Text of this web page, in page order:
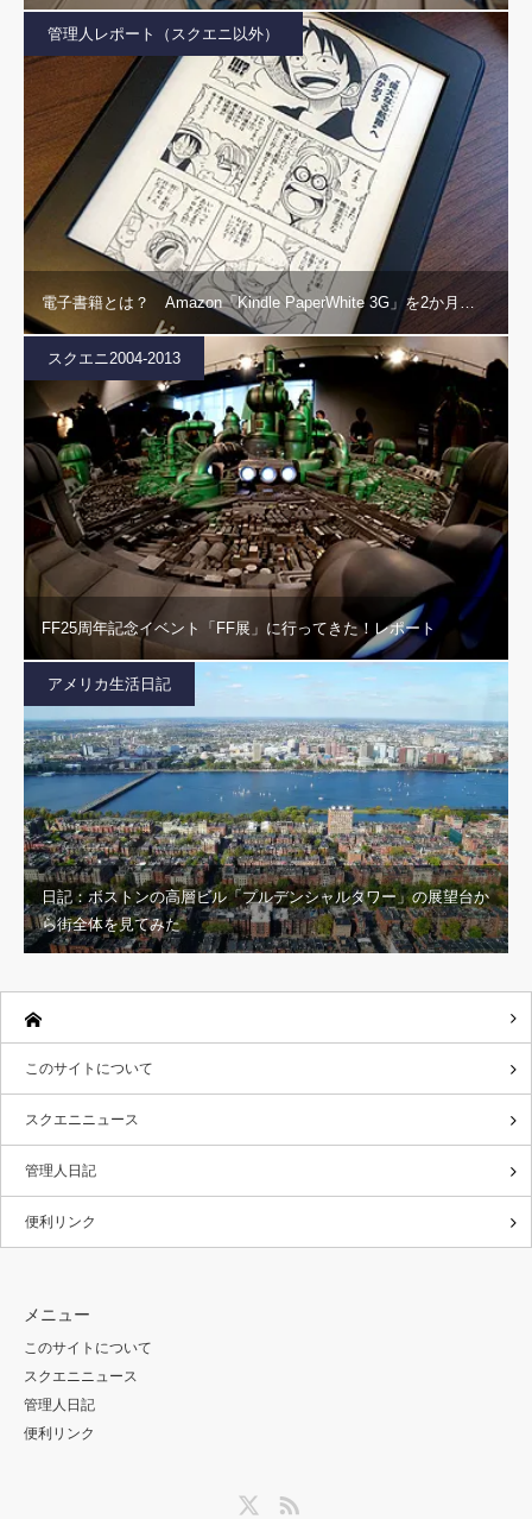
管理人レポート（スクエニ以外）
電子書籍とは？ Amazon「Kindle PaperWhite 3G」を2か月…
スクエニ2004-2013
FF25周年記念イベント「FF展」に行ってきた！レポート
アメリカ生活日記
日記：ボストンの高層ビル「プルデンシャルタワー」の展望台か
ら街全体を見てみた
このサイトについて
スクエニニュース
管理人日記
便利リンク
メニュー
このサイトについて
スクエニニュース
管理人日記
便利リンク